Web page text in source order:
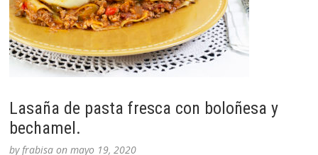
Lasaña de pasta fresca con boloñesa y
bechamel.
byfrabisa onmayo 19, 2020